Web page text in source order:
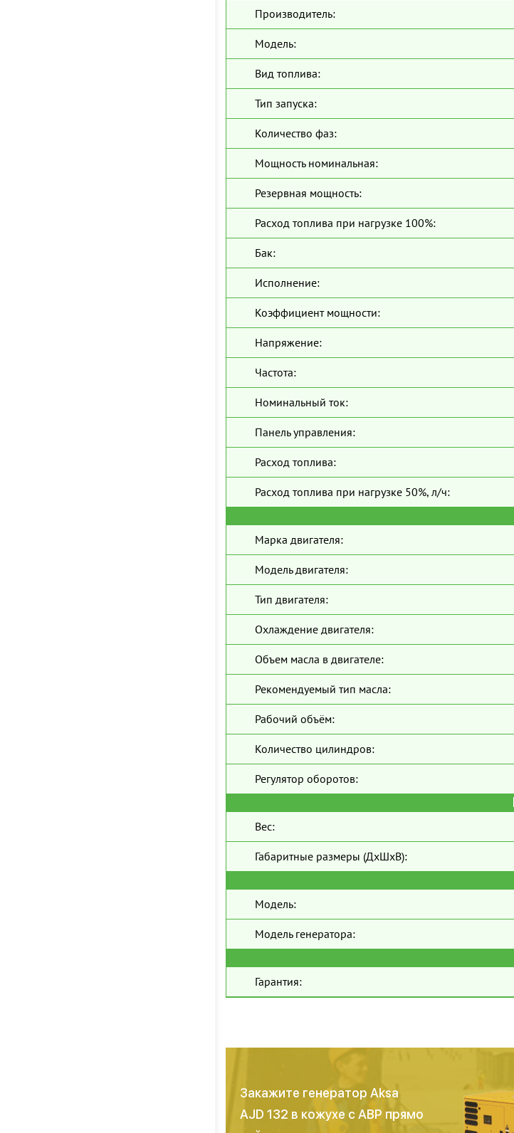
Производитель:
Модель:
Вид топлива:
Тип запуска:
Количество фаз:
Мощность номинальная:
Резервная мощность:
Расход топлива при нагрузке 100%:
Бак:
Исполнение:
Коэффициент мощности:
Напряжение:
Частота:
Номинальный ток:
Панель управления:
Расход топлива:
Расход топлива при нагрузке 50%, л/ч:
Марка двигателя:
Модель двигателя:
Тип двигателя:
Охлаждение двигателя:
Объем масла в двигателе:
Рекомендуемый тип масла:
Рабочий объём:
Количество цилиндров:
Регулятор оборотов:
Вес:
Габаритные размеры (ДхШхВ):
Модель:
Модель генератора:
Гарантия:
Закажите генератор Aksa
AJD 132 в кожухе с АВР прямо